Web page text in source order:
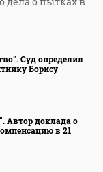
Суд определил
Борису
Автор доклада о
в 21